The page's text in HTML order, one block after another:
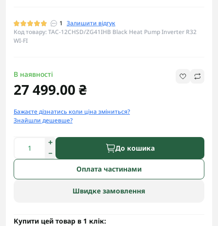
1 Залишити відгук
Код товару: TAC-12CHSD/ZG41IHB Black Heat Pump Inverter R32
WI-FI
В наявності
27 499.00 ₴
Бажаєте дізнатись коли ціна зміниться?
Знайшли дешевше?
До кошика
Оплата частинами
Швидке замовлення
Купити цей товар в 1 клік: